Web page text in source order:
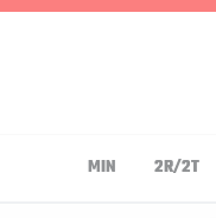
MIN 2R/2T